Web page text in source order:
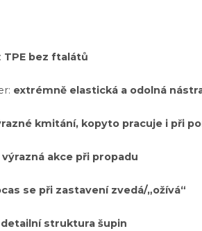
TPE bez ftalátů
extrémně elastická a odolná
kmitání, kopyto pracuje i při
výrazná akce při propadu
se při zastavení zvedá/„ožívá“
detailní struktura šupin